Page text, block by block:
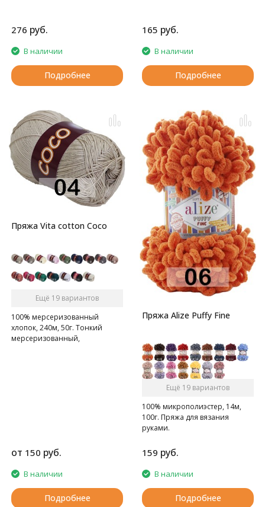
276 руб.
В наличии
Подробнее
165 руб.
В наличии
Подробнее
Пряжа Vita cotton Coco
Ещё 19 вариантов
100% мерсеризованный
хлопок, 240м, 50г. Тонкий
мерсеризованный,
от 150 руб.
В наличии
Подробнее
Пряжа Alize Puffy Fine
Ещё 19 вариантов
100% микрополиэстер, 14м,
100г. Пряжа для вязания
руками.
159 руб.
В наличии
Подробнее